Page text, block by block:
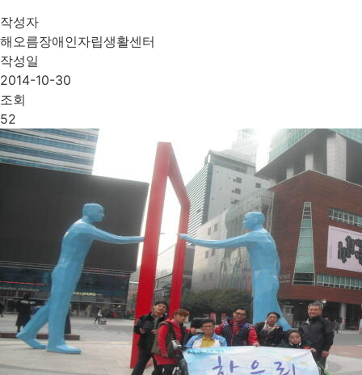
작성자
해오름장애인자립생활센터
작성일
2014-10-30
조회
52